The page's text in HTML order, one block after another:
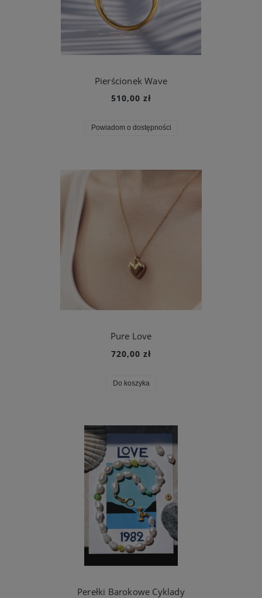
Pierścionek Wave
510,00 zł
Powiadom o dostępności
Pure Love
720,00 zł
Do koszyka
Perełki Barokowe Cyklady